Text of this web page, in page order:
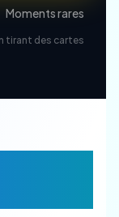
Moments rares
tirant des cartes